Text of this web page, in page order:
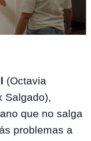
(Octavia
Salgado),
que no salga
problemas a